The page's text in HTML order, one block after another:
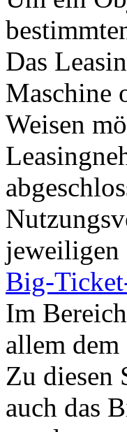
Das
Maschine
Weisen
jeweiligen
Big-
Im
allem
Zu diesen
auch das